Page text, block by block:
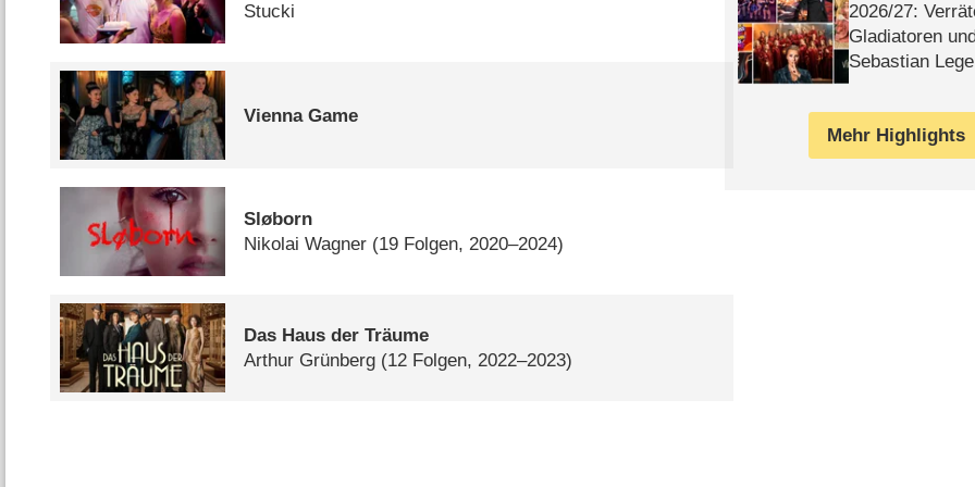
Stucki
Vienna Game
Sløborn
Nikolai Wagner (19 Folgen, 2020–2024)
Das Haus der Träume
Arthur Grünberg (12 Folgen, 2022–2023)
2026/​27:
Gladiatoren
Sebastian Lege
Mehr Highlights